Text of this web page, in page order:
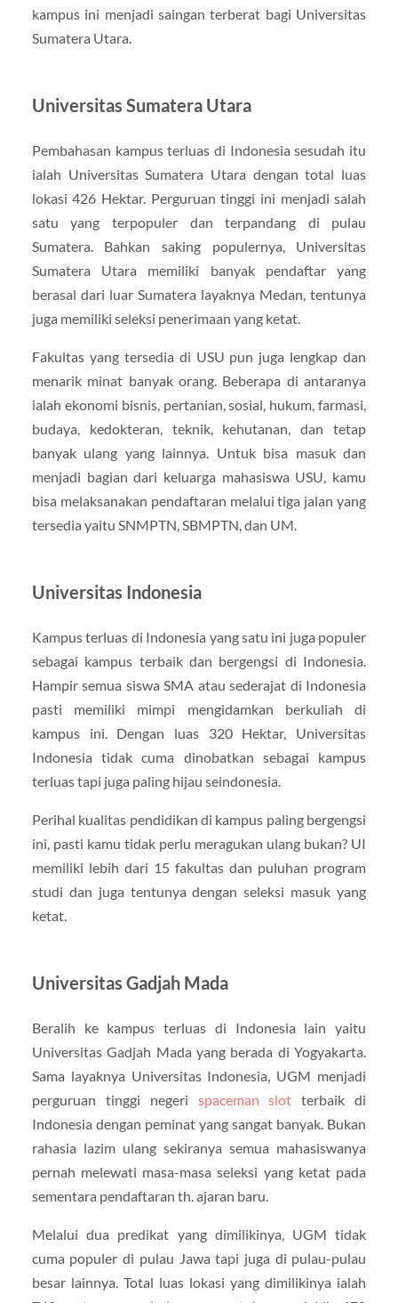
kampus ini menjadi saingan terberat bagi Universitas
Sumatera Utara.
Universitas Sumatera Utara
Pembahasan kampus terluas di Indonesia sesudah itu
ialah Universitas Sumatera Utara dengan total luas
lokasi 426 Hektar. Perguruan tinggi ini menjadi salah
satu yang terpopuler dan terpandang di pulau
Sumatera. Bahkan saking populernya, Universitas
Sumatera Utara memiliki banyak pendaftar yang
berasal dari luar Sumatera layaknya Medan, tentunya
juga memiliki seleksi penerimaan yang ketat.
Fakultas yang tersedia di USU pun juga lengkap dan
menarik minat banyak orang. Beberapa di antaranya
ialah ekonomi bisnis, pertanian, sosial, hukum, farmasi,
budaya, kedokteran, teknik, kehutanan, dan tetap
banyak ulang yang lainnya. Untuk bisa masuk dan
menjadi bagian dari keluarga mahasiswa USU, kamu
bisa melaksanakan pendaftaran melalui tiga jalan yang
tersedia yaitu SNMPTN, SBMPTN, dan UM.
Universitas Indonesia
Kampus terluas di Indonesia yang satu ini juga populer
sebagai kampus terbaik dan bergengsi di Indonesia.
Hampir semua siswa SMA atau sederajat di Indonesia
pasti memiliki mimpi mengidamkan berkuliah di
kampus ini. Dengan luas 320 Hektar, Universitas
Indonesia tidak cuma dinobatkan sebagai kampus
terluas tapi juga paling hijau seindonesia.
Perihal kualitas pendidikan di kampus paling bergengsi
ini, pasti kamu tidak perlu meragukan ulang bukan? UI
memiliki lebih dari 15 fakultas dan puluhan program
studi dan juga tentunya dengan seleksi masuk yang
ketat.
Universitas Gadjah Mada
Beralih ke kampus terluas di Indonesia lain yaitu
Universitas Gadjah Mada yang berada di Yogyakarta.
Sama layaknya Universitas Indonesia, UGM menjadi
perguruan tinggi negeri spaceman slot terbaik di
Indonesia dengan peminat yang sangat banyak. Bukan
rahasia lazim ulang sekiranya semua mahasiswanya
pernah melewati masa-masa seleksi yang ketat pada
sementara pendaftaran th. ajaran baru.
Melalui dua predikat yang dimilikinya, UGM tidak
cuma populer di pulau Jawa tapi juga di pulau-pulau
besar lainnya. Total luas lokasi yang dimilikinya ialah